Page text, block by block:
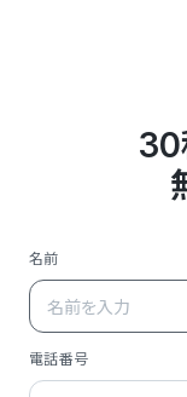
30
名前
電話番号